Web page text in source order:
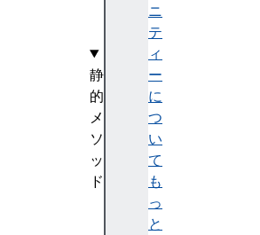
ニ
テ
ィ
ー
に
つ
い
て
も
っ
と
静
的
メ
ソ
ッ
ド